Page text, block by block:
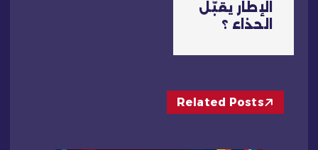
م
ق
ل
الإطار يقبّل
الحذاء ؟
Related Posts